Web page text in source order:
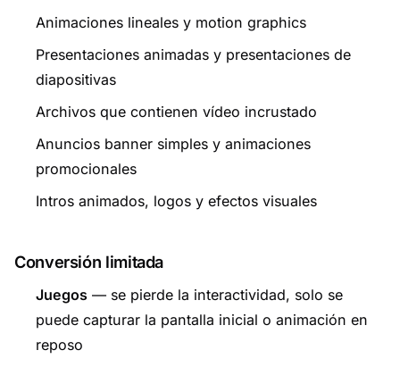
Animaciones lineales y motion graphics
Presentaciones animadas y presentaciones de
diapositivas
Archivos que contienen vídeo incrustado
Anuncios banner simples y animaciones
promocionales
Intros animados, logos y efectos visuales
Conversión limitada
Juegos — se pierde la interactividad, solo se
puede capturar la pantalla inicial o animación en
reposo